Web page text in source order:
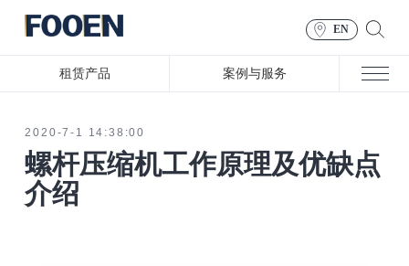
租赁产品 案例与服务
EN
2020-7-1 14:38:00
螺杆压缩机工作原理及优缺点
介绍